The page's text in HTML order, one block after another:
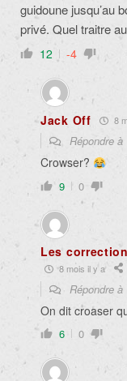
guidoune jusqu’au
privé. Quel traitre
12 -4
Jack Off 8
Répondre à
Crowser?
9 0
Les
8 mois il y a
Répondre à
On dit croaser
6 0